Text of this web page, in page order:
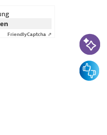
FriendlyCaptcha ⇗ KI-